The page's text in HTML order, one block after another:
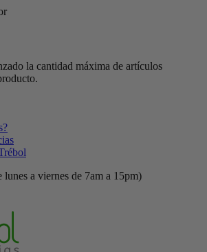
la cantidad máxima de artículos
lunes a viernes de 7am a 15pm)